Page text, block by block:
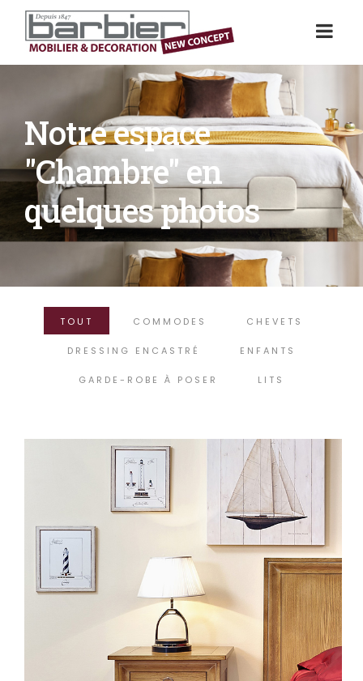
Notre espace
"Chambre" en
quelques photos
TOUT COMMODES CHEVETS
DRESSING ENCASTRÉ ENFANTS
GARDE-ROBE À POSER LITS